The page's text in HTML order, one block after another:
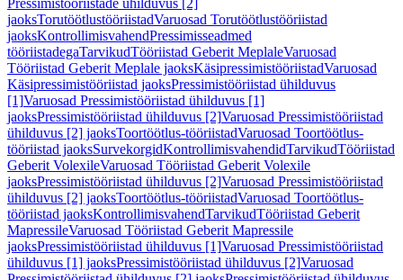
Pressimistööriistade ühilduvus [2]
jaoksTorutöötlustööriistadVaruosad Torutöötlustööriistad
jaoksKontrollimisvahendPressimisseadmed
tööriistadegaTarvikudTööriistad Geberit MeplaleVaruosad
Tööriistad Geberit Meplale jaoksKäsipressimistööriistadVaruosad
Käsipressimistööriistad jaoksPressimistööriistad ühilduvus
[1]Varuosad Pressimistööriistad ühilduvus [1]
jaoksPressimistööriistad ühilduvus [2]Varuosad Pressimistööriistad
ühilduvus [2] jaoksToortöötlus-tööriistadVaruosad Toortöötlus-
tööriistad jaoksSurvekorgidKontrollimisvahendidTarvikudTööriistad
Geberit VolexileVaruosad Tööriistad Geberit Volexile
jaoksPressimistööriistad ühilduvus [2]Varuosad Pressimistööriistad
ühilduvus [2] jaoksToortöötlus-tööriistadVaruosad Toortöötlus-
tööriistad jaoksKontrollimisvahendTarvikudTööriistad Geberit
MapressileVaruosad Tööriistad Geberit Mapressile
jaoksPressimistööriistad ühilduvus [1]Varuosad Pressimistööriistad
ühilduvus [1] jaoksPressimistööriistad ühilduvus [2]Varuosad